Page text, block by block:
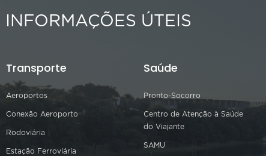
INFORMAÇÕES ÚTEIS
Transporte
Aeroportos
Conexão Aeroporto
Rodoviária
Estação Ferroviária
Saúde
Pronto-Socorro
Centro de Atenção à Saúde
do Viajante
SAMU